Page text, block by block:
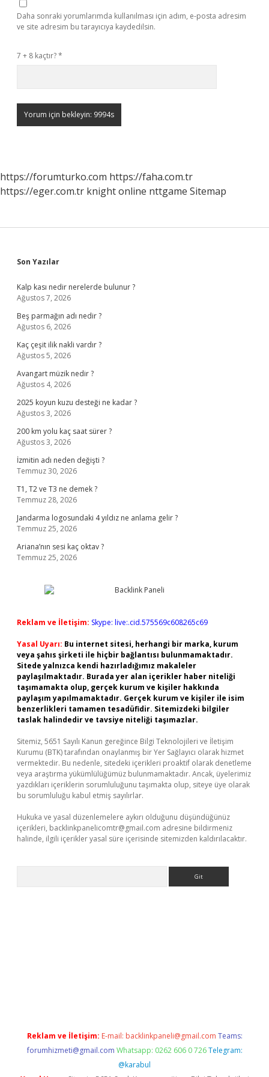
Daha sonraki yorumlarımda kullanılması için adım, e-posta adresim
ve site adresim bu tarayıcıya kaydedilsin.
7 + 8 kaçtır?*
https://forumturko.com https://faha.com.tr
https://eger.com.tr knight online nttgame Sitemap
Sidebar
Son Yazılar
Kalp kası nedir nerelerde bulunur ?
Ağustos 7, 2026
Beş parmağın adı nedir ?
Ağustos 6, 2026
Kaç çeşit ilik nakli vardır ?
Ağustos 5, 2026
Avangart müzik nedir ?
Ağustos 4, 2026
2025 koyun kuzu desteği ne kadar ?
Ağustos 3, 2026
200 km yolu kaç saat sürer ?
Ağustos 3, 2026
İzmitin adı neden değişti ?
Temmuz 30, 2026
T1, T2 ve T3 ne demek ?
Temmuz 28, 2026
Jandarma logosundaki 4 yıldız ne anlama gelir ?
Temmuz 25, 2026
Ariana’nın sesi kaç oktav ?
Temmuz 25, 2026
Reklam ve İletişim: Skype: live:.cid.575569c608265c69
Yasal Uyarı: Bu internet sitesi, herhangi bir marka, kurum
veya şahıs şirketi ile hiçbir bağlantısı bulunmamaktadır.
Sitede yalnızca kendi hazırladığımız makaleler
paylaşılmaktadır. Burada yer alan içerikler haber niteliği
taşımamakta olup, gerçek kurum ve kişiler hakkında
paylaşım yapılmamaktadır. Gerçek kurum ve kişiler ile isim
benzerlikleri tamamen tesadüfidir. Sitemizdeki bilgiler
taslak halindedir ve tavsiye niteliği taşımazlar.
Sitemiz, 5651 Sayılı Kanun gereğince Bilgi Teknolojileri ve İletişim
Kurumu (BTK) tarafından onaylanmış bir Yer Sağlayıcı olarak hizmet
vermektedir. Bu nedenle, sitedeki içerikleri proaktif olarak denetleme
veya araştırma yükümlülüğümüz bulunmamaktadır. Ancak, üyelerimiz
yazdıkları içeriklerin sorumluluğunu taşımakta olup, siteye üye olarak
bu sorumluluğu kabul etmiş sayılırlar.
Hukuka ve yasal düzenlemelere aykırı olduğunu düşündüğünüz
içerikleri, backlinkpanelicomtr@gmail.com adresine bildirmeniz
halinde, ilgili içerikler yasal süre içerisinde sitemizden kaldırılacaktır.
Reklam ve İletişim: E-mail: backlinkpaneli@gmail.com Teams:
forumhizmeti@gmail.com Whatsapp: 0262 606 0 726 Telegram:
@karabul